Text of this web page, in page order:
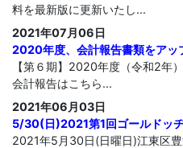
料を最新版に更新いたし...
2021年07月06日
2020年度、会計報告書類をアッ
【第６期】2020年度（令和2年
会計報告はこちら...
2021年06月03日
5/30(日)2021第1回ゴールドッ
2021年5月30日(日曜日)江東区